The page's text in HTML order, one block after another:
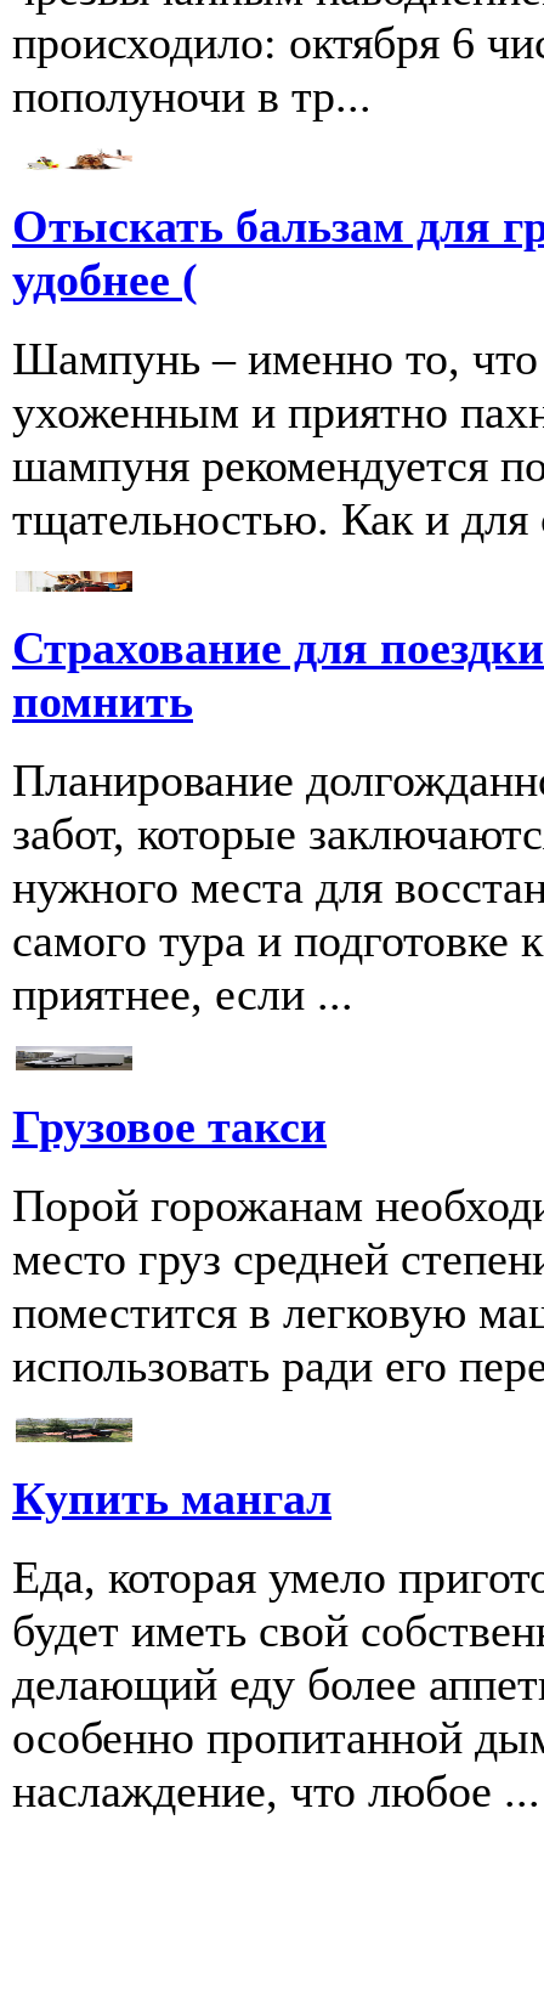
происходило: октября 6
пополуночи в тр...
Отыскать бальзам для
удобнее (
Шампунь – именно то, что
ухоженным и приятно
шампуня рекомендуется
тщательностью. Как и для
Страхование для
помнить
Планирование
забот, которые
нужного места для
самого тура и подготовке
приятнее, если ...
Грузовое такси
Порой горожанам
место груз средней
поместится в легковую
использовать ради его
Купить мангал
Еда, которая умело
будет иметь свой
делающий еду более
особенно пропитанной
наслаждение, что любое ...